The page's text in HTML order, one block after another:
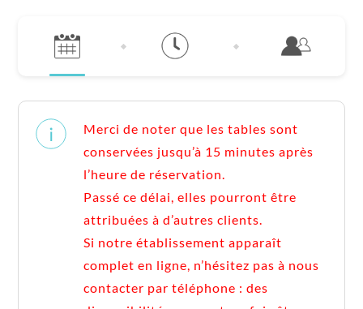
Merci de noter que les tables sont
conservées jusqu’à 15 minutes après
l’heure de réservation.
Passé ce délai, elles pourront être
attribuées à d’autres clients.
Si notre établissement apparaît
complet en ligne, n’hésitez pas à nous
contacter par téléphone : des